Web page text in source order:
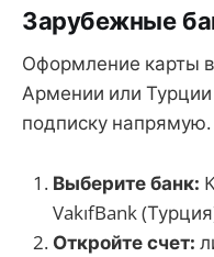
Зарубежные
Оформление карты
Армении или
подписку напрямую.
Выберите банк:
VakıfBank
Откройте счет: